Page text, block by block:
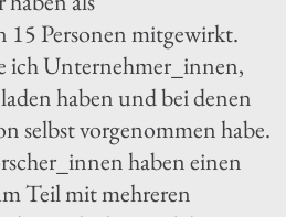
15 Personen mitgewirkt.
ich Unternehmer_innen,
haben und bei denen
selbst vorgenommen habe.
haben einen
Teil mit mehreren